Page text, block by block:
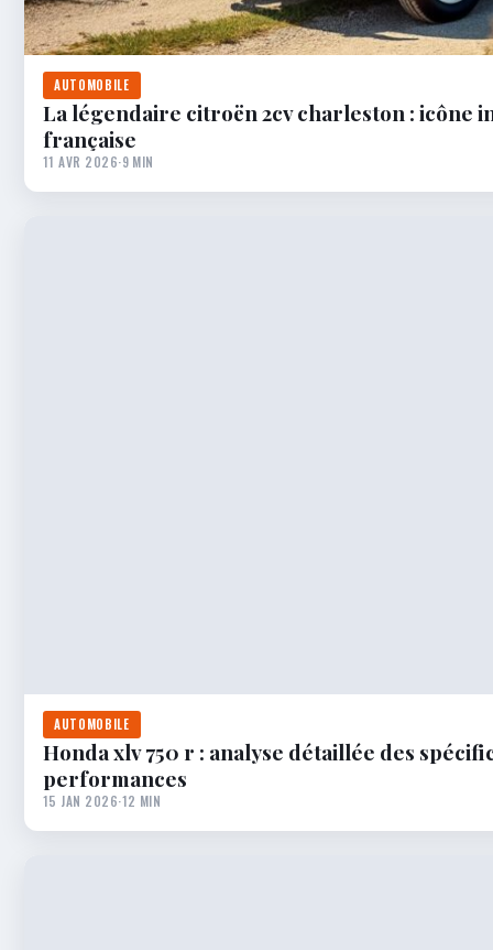
AUTOMOBILE
La légendaire citroën 2cv charleston : icône
française
11 AVR 2026·9 MIN
AUTOMOBILE
Honda xlv 750 r : analyse détaillée des
performances
15 JAN 2026·12 MIN